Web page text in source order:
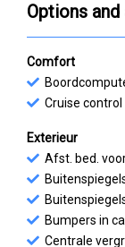
Options
Comfort
Cruise control
Exterieur
Afst. bed.
Bumpers in
Centrale